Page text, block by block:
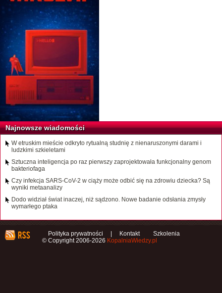
Najnowsze wiadomości
W etruskim mieście odkryto rytualną studnię z nienaruszonymi darami i
ludzkimi szkieletami
Sztuczna inteligencja po raz pierwszy zaprojektowała funkcjonalny genom
bakteriofaga
Czy infekcja SARS-CoV-2 w ciąży może odbić się na zdrowiu dziecka? Są
wyniki metaanalizy
Dodo widział świat inaczej, niż sądzono. Nowe badanie odsłania zmysły
wymarłego ptaka
Polityka prywatności Kontakt
Szkolenia
© Copyright 2006-2026 KopalniaWiedzy.pl